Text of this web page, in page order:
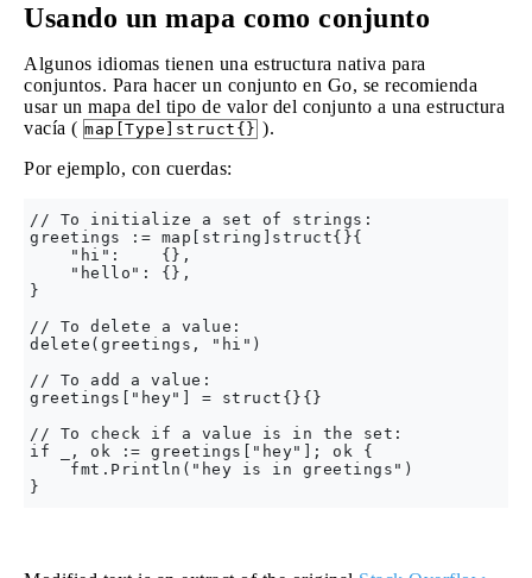
Usando un mapa como conjunto
Algunos idiomas tienen una estructura nativa para
conjuntos. Para hacer un conjunto en Go, se recomienda
usar un mapa del tipo de valor del conjunto a una estructura
vacía ( map[Type]struct{} ).
Por ejemplo, con cuerdas:
// To initialize a set of strings:
greetings := map[string]struct{}{
    "hi":    {},
    "hello": {},
}
// To delete a value:
delete(greetings, "hi")
// To add a value:
greetings["hey"] = struct{}{}
// To check if a value is in the set:
if _, ok := greetings["hey"]; ok {
    fmt.Println("hey is in greetings")